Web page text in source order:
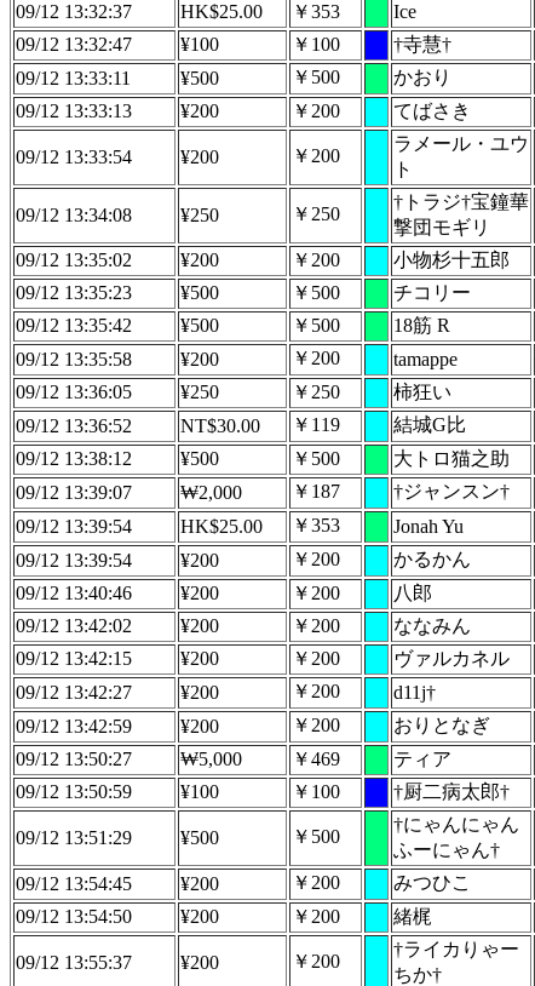
09/12 13:32:37 HK$25.00 ￥353 Ice
09/12 13:32:47 ¥100 ￥100 †寺慧†
09/12 13:33:11 ¥500 ￥500 かおり
09/12 13:33:13
¥200 ￥200 てばさき
09/12 13:33:54 ¥200 ￥200
ラメール・ユウ
ト
09/12 13:34:08 ¥250 ￥250
†トラジ†宝鐘華
撃団モギリ
09/12 13:35:02 ¥200 ￥200 小物杉十五郎
09/12 13:35:23 ¥500 ￥500 チコリー
09/12 13:35:42
¥500 ￥500 18筋 R
09/12 13:35:58
¥200 ￥200 tamappe
09/12 13:36:05
¥250 ￥250 柿狂い
09/12 13:36:52
NT$30.00 ￥119 結城G比
09/12 13:38:12
¥500 ￥500 大トロ猫之助
09/12 13:39:07
₩2,000 ￥187 †ジャンスン†
09/12 13:39:54
HK$25.00 ￥353 Jonah Yu
09/12 13:39:54
¥200 ￥200 かるかん
09/12 13:40:46
¥200 ￥200 八郎
09/12 13:42:02 ¥200 ￥200 ななみん
09/12 13:42:15
¥200 ￥200 ヴァルカネル
09/12 13:42:27
¥200 ￥200 d11j†
09/12 13:42:59
¥200 ￥200 おりとなぎ
09/12 13:50:27
₩5,000 ￥469 ティア
09/12 13:50:59
¥100 ￥100 †厨二病太郎†
09/12 13:51:29 ¥500 ￥500
†にゃんにゃん
ふーにゃん†
09/12 13:54:45 ¥200 ￥200 みつひこ
09/12 13:54:50
¥200 ￥200 緒梶
09/12 13:55:37 ¥200 ￥200
†ライカりゃー
ちか†